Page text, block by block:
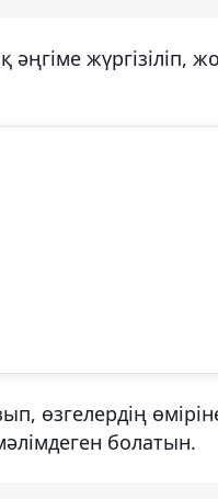
жүргізіліп,
өзгелердің
болатын.